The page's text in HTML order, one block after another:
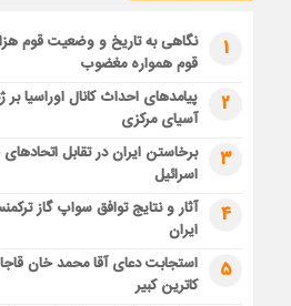
1
نگاهی به تاریخ و وضعیت قوم
قوم همواره مغضوب
2
پیامدهای احداث کانال اوراسیا بر
آسیای مرکزی
3
برخاستن ایران در تقابل
اسرائیل
4
آثار و نتایج توافق سواپ گاز
ایران
5
استجابت دعای آقا محمد خان
کاترین کبیر